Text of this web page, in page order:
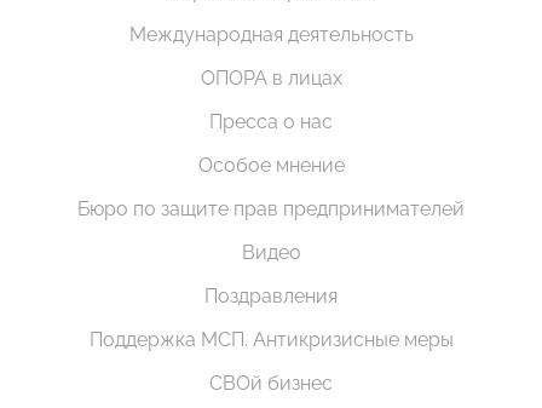
Международная деятельность
ОПОРА в лицах
Пресса о нас
Особое мнение
Бюро по защите прав предпринимателей
Видео
Поздравления
Поддержка МСП. Антикризисные меры
СВОй бизнес